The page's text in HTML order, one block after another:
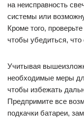
на неисправность
системы или
Кроме того,
чтобы убедиться, что
Учитывая
необходимые меры
чтобы избежать
Предпримите все
подкачки батареи,